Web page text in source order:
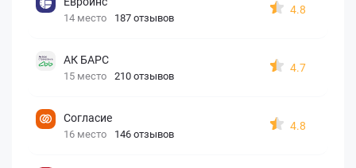
14 место 187 отзывов
4.8
АК БАРС
15 место 210 отзывов
4.7
Согласие
16 место 146 отзывов
4.8